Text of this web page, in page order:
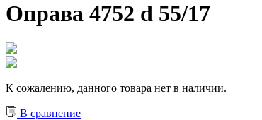
Оправа 4752 d 55/17
К сожалению, данного товара нет в наличии.
В сравнение